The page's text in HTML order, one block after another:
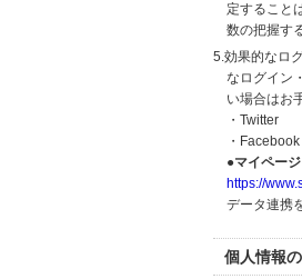
定すること
数の把握す
5.効果的なロ
なログイン
い場合はお
・Twitter
・Facebook
●マイペー
https://
データ連携
個人情報